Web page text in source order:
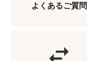
よくあるご質問